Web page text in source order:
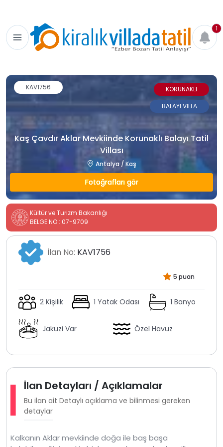
1
Kaş Çavdır Aklar Mevkiinde Korunaklı Balayı Tatil
Villası
Antalya / Kaş
Fotoğrafları gör
KAV1756
KORUNAKLI
BALAYI VİLLA
Kültür ve Turizm Bakanlığı
BELGE NO : 07-9709
İlan No: KAV1756
5 puan
2 Kişilik 1 Yatak Odası 1 Banyo
Jakuzi Var Özel Havuz
İlan Detayları / Açıklamalar
Bu ilan ait Detaylı açıklama ve bilinmesi gereken
detaylar
Kalkanın Aklar mevkiinde doğa ile baş başa